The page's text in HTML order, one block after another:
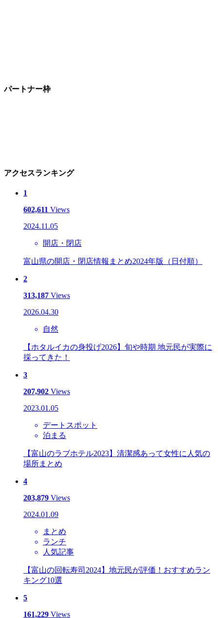
パートナー枠
アクセスランキング
1
602,611 Views
2024.11.05
開店・閉店
富山県の開店・閉店情報まとめ2024年版（日付順）
2
313,187 Views
2026.04.30
自然
【ホタルイカの身投げ2026】旬や時期 地元民が実際に
採ってきた！
3
207,902 Views
2023.01.05
デートスポット
泊まる
【富山のラブホテル2023】清潔感あって女性に人気の
場所まとめ
4
203,879 Views
2024.01.09
まとめ
ランチ
人気記事
【富山の回転寿司2024】地元民が評価！おすすめラン
キング10選
5
161,229 Views